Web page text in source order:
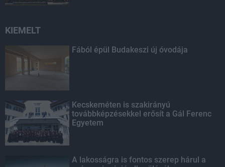
KIEMELT
Fából épül Budakeszi új óvodája
Kecskeméten is szakirányú
továbbképzésekkel erősít a Gál Ferenc
Egyetem
A lakosságra is fontos szerep hárul a